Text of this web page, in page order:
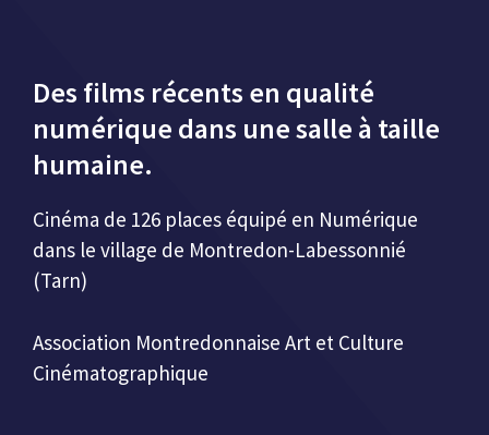
Des films récents en qualité
numérique dans une salle à taille
humaine.
Cinéma de 126 places équipé en Numérique
dans le village de Montredon-Labessonnié
(Tarn)
Association Montredonnaise Art et Culture
Cinématographique